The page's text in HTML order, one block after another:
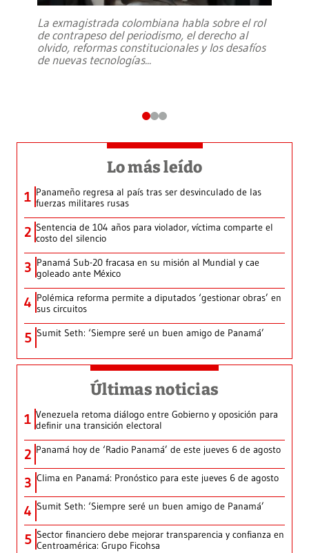
La exmagistrada colombiana habla sobre el rol
de contrapeso del periodismo, el derecho al
olvido, reformas constitucionales y los desafíos
de nuevas tecnologías...
Lo más leído
1 Panameño regresa al país tras ser desvinculado de las
fuerzas militares rusas
2 Sentencia de 104 años para violador, víctima comparte el
costo del silencio
3 Panamá Sub-20 fracasa en su misión al Mundial y cae
goleado ante México
4 Polémica reforma permite a diputados ‘gestionar obras’ en
sus circuitos
5 Sumit Seth: ‘Siempre seré un buen amigo de Panamá’
Últimas noticias
1 Venezuela retoma diálogo entre Gobierno y oposición para
definir una transición electoral
2 Panamá hoy de ‘Radio Panamá’ de este jueves 6 de agosto
3 Clima en Panamá: Pronóstico para este jueves 6 de agosto
4 Sumit Seth: ‘Siempre seré un buen amigo de Panamá’
5 Sector financiero debe mejorar transparencia y confianza en
Centroamérica: Grupo Ficohsa